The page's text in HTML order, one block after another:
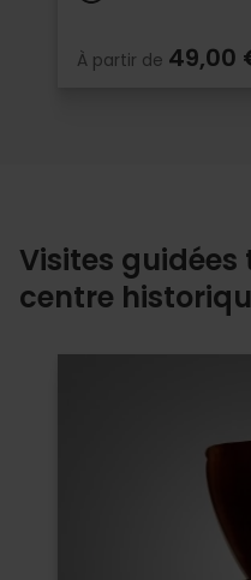
À partir de 49,00
Visites
centre